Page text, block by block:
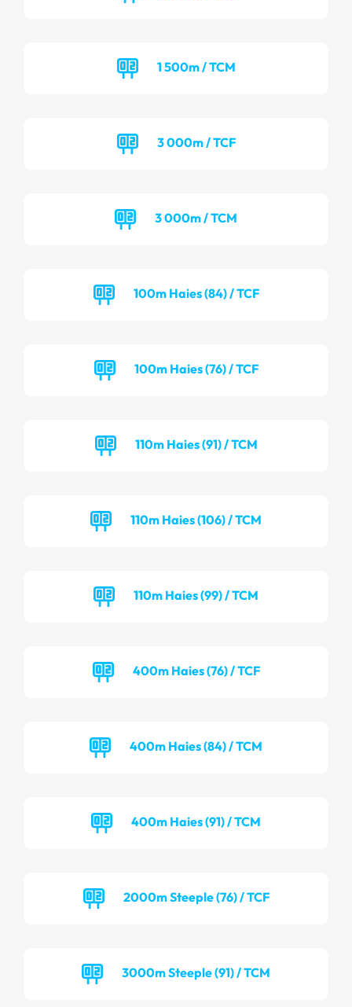
1 500m / TCM
3 000m / TCF
3 000m / TCM
100m Haies (84) / TCF
100m Haies (76) / TCF
110m Haies (91) / TCM
110m Haies (106) / TCM
110m Haies (99) / TCM
400m Haies (76) / TCF
400m Haies (84) / TCM
400m Haies (91) / TCM
2000m Steeple (76) / TCF
3000m Steeple (91) / TCM